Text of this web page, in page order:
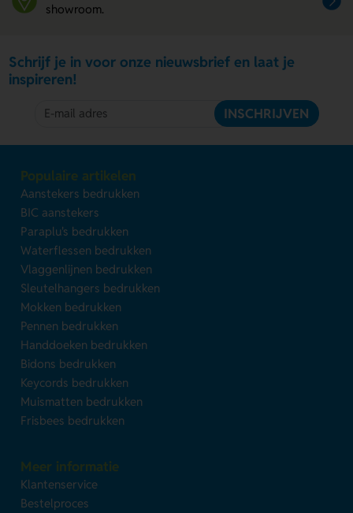
showroom.
Schrijf je in voor onze nieuwsbrief en laat je
inspireren!
INSCHRIJVEN
Populaire artikelen
Aanstekers bedrukken
BIC aanstekers
Paraplu's bedrukken
Waterflessen bedrukken
Vlaggenlijnen bedrukken
Sleutelhangers bedrukken
Mokken bedrukken
Pennen bedrukken
Handdoeken bedrukken
Bidons bedrukken
Keycords bedrukken
Muismatten bedrukken
Frisbees bedrukken
Meer informatie
Klantenservice
Bestelproces